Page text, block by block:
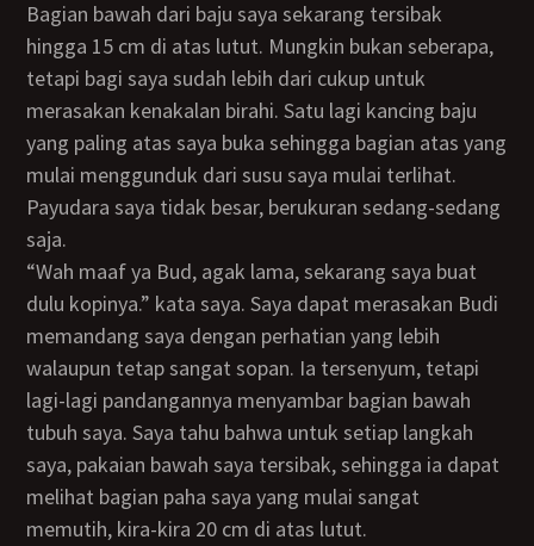
Bagian bawah dari baju saya sekarang tersibak
hingga 15 cm di atas lutut. Mungkin bukan seberapa,
tetapi bagi saya sudah lebih dari cukup untuk
merasakan kenakalan birahi. Satu lagi kancing baju
yang paling atas saya buka sehingga bagian atas yang
mulai menggunduk dari susu saya mulai terlihat.
Payudara saya tidak besar, berukuran sedang-sedang
saja.
“Wah maaf ya Bud, agak lama, sekarang saya buat
dulu kopinya.” kata saya. Saya dapat merasakan Budi
memandang saya dengan perhatian yang lebih
walaupun tetap sangat sopan. Ia tersenyum, tetapi
lagi-lagi pandangannya menyambar bagian bawah
tubuh saya. Saya tahu bahwa untuk setiap langkah
saya, pakaian bawah saya tersibak, sehingga ia dapat
melihat bagian paha saya yang mulai sangat
memutih, kira-kira 20 cm di atas lutut.